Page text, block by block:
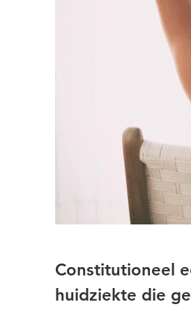
Constitutioneel
huidziekte die